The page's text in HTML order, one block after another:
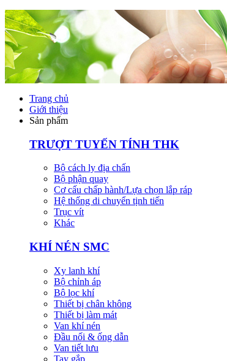
Trang chủ
Giới thiệu
Sản phẩm
TRƯỢT TUYẾN TÍNH THK
Bộ cách ly địa chấn
Bộ phận quay
Cơ cấu chấp hành/Lựa chọn lắp ráp
Hệ thống di chuyển tịnh tiến
Trục vít
Khác
KHÍ NÉN SMC
Xy lanh khí
Bộ chỉnh áp
Bộ lọc khí
Thiết bị chân không
Thiết bị làm mát
Van khí nén
Đầu nối & ống dẫn
Van tiết lưu
Tay gắp